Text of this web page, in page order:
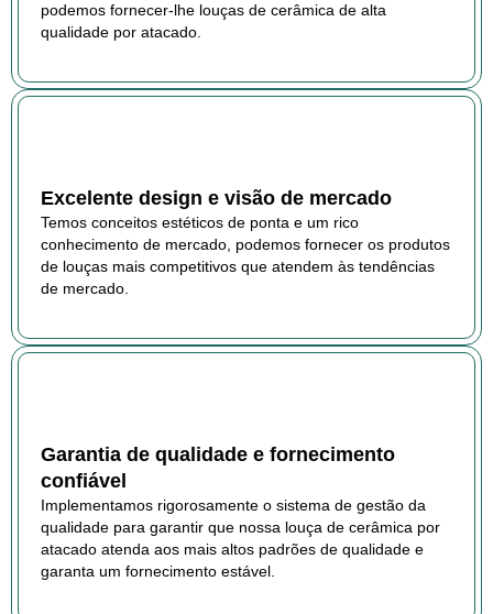
podemos fornecer-lhe louças de cerâmica de alta
qualidade por atacado.
Excelente design e visão de mercado
Temos conceitos estéticos de ponta e um rico
conhecimento de mercado, podemos fornecer os produtos
de louças mais competitivos que atendem às tendências
de mercado.
Garantia de qualidade e fornecimento
confiável
Implementamos rigorosamente o sistema de gestão da
qualidade para garantir que nossa louça de cerâmica por
atacado atenda aos mais altos padrões de qualidade e
garanta um fornecimento estável.